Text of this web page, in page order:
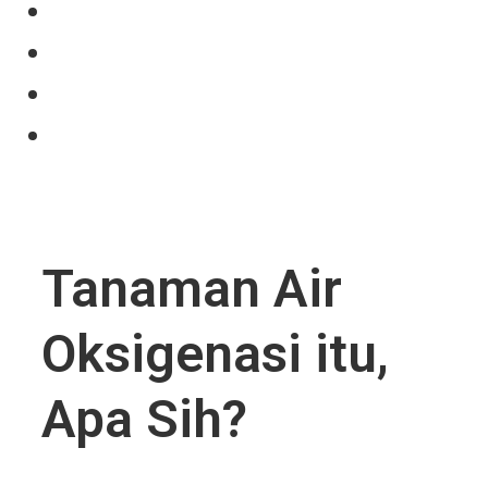
Tanaman Air
Oksigenasi itu,
Apa Sih?